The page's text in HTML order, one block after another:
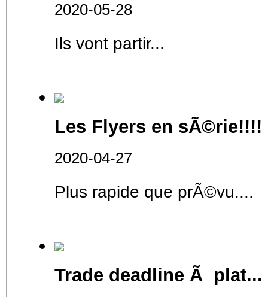
2020-05-28
Ils vont partir...
Les Flyers en sÃ©rie!!!!
2020-04-27
Plus rapide que prÃ©vu....
Trade deadline Ã plat...